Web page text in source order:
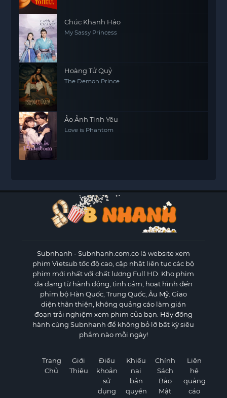
Chúc Khanh Hảo
My Sassy Princess
Hoàng Tử Quỷ
The Demon Prince
Ảo Ảnh Tình Yêu
Love is Phantom
Subnhanh - Subnhanh.com.co là website xem
phim Vietsub tốc độ cao, cập nhật liên tục các bộ
phim mới nhất với chất lượng Full HD. Kho phim
đa dạng từ hành động, tình cảm, hoạt hình đến
phim bộ Hàn Quốc, Trung Quốc, Âu Mỹ. Giao
diện thân thiện, không quảng cáo làm gián
đoạn trải nghiệm xem phim của bạn. Hãy đồng
hành cùng Subnhanh để không bỏ lỡ bất kỳ siêu
phẩm nào mỗi ngày!
Trang
Chủ
Giới
Thiệu
Điều
khoản
sử
dụng
Khiếu
nại
bản
quyền
Chính
Sách
Bảo
Mật
Liên
hệ
quảng
cáo